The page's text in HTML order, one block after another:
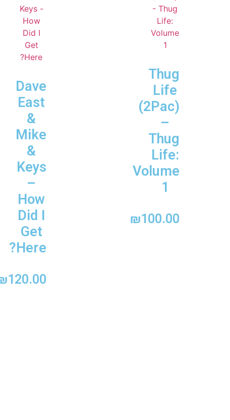
Thug
Life
(2Pac)
–
Thug
Life:
Volume
1
₪100.00
Dave
East
&
Mike
&
Keys
–
How
Did I
Get
Here?
120.00